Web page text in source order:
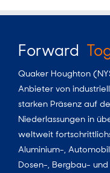
Forward
Quaker Houghton
Anbieter von
starken Präsenz auf
Niederlassungen in
weltweit
Aluminium-,
Dosen-, Bergbau-